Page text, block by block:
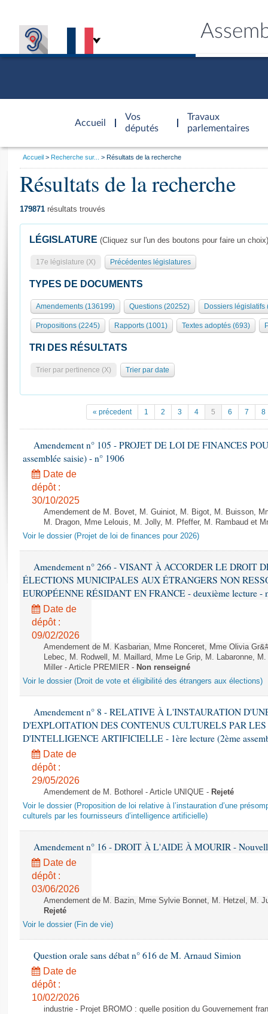
Accueil
d'accueil
Vos
députés
Travaux
parlementaires
Présidence
577 députés
Groupes politiques
Séance publique
Commissions et autres organes
Europe et International
Pétitions
Projets de loi
Propositions de loi
Amendements
Textes adoptés
Rapports d'information
Rapports d'enquête
Rapports sur l'application des lois
Baromètre de l’application des lois
Dossiers législatifs
Budget et sécurité sociale
Questions écrites et orales
Comptes rendus des débats
Général
Rôle et pouvoirs de l'Assemblée
Organisation de l'Assemblée
Présidence Conférence des Présidents Bureau Collège des
Statistiques et chiffres clés
Documents de référence
( Constitution | Règlement de l'Assemblée ... )
Juniors
Anciennes législatures
Liens vers les sites publics
Visiter l'Assemblée
Visite virtuelle du palais Bourbon
Assister à une séance
La Bibliothèque
Contacts et plan d'accès
Photos libres de droit
Vous
Accueil Recherche sur... Résultats de la recherche
Résultats de la recherche
179871 résultats trouvés
LÉGISLATURE (Cliquez sur l'un des boutons pour faire un choix)
17e législature (X) Précédentes législatures
TYPES DE DOCUMENTS
Amendements (136199) Questions (20252) Dossiers législatifs
Propositions (2245) Rapports (1001) Textes adoptés (693)
TRI DES RÉSULTATS
Trier par pertinence (X) Trier par date
« précedent 1 2 3 4 5 6 7 8
Amendement n° 105 - PROJET DE LOI DE FINANCES
assemblée saisie) - n° 1906
Date de
dépôt :
30/10/2025
Amendement de M. Bovet, M. Guiniot, M. Bigot, M. Buisson,
M. Dragon, Mme Lelouis, M. Jolly, M. Pfeffer, M. Rambaud et
Voir le dossier (Projet de loi de finances pour 2026)
Amendement n° 266 - VISANT À ACCORDER LE DROIT
ÉLECTIONS MUNICIPALES AUX ÉTRANGERS NON
EUROPÉENNE RÉSIDANT EN FRANCE - deuxième lecture -
Date de
dépôt :
09/02/2026
Amendement de M. Kasbarian, Mme Ronceret, Mme Olivia
Lebec, M. Rodwell, M. Maillard, Mme Le Grip, M. Labaronne,
Miller - Article PREMIER - Non renseigné
Voir le dossier (Droit de vote et éligibilité des étrangers aux élections)
Amendement n° 8 - RELATIVE À L'INSTAURATION
D'EXPLOITATION DES CONTENUS CULTURELS PAR LES
D'INTELLIGENCE ARTIFICIELLE - 1ère lecture (2ème
Date de
dépôt :
29/05/2026
Amendement de M. Bothorel - Article UNIQUE - Rejeté
Voir le dossier (Proposition de loi relative à l’instauration d’une
culturels par les fournisseurs d’intelligence artificielle)
Amendement n° 16 - DROIT À L'AIDE À MOURIR -
Date de
dépôt :
03/06/2026
Amendement de M. Bazin, Mme Sylvie Bonnet, M. Hetzel, M.
Rejeté
Voir le dossier (Fin de vie)
Question orale sans débat n° 616 de M. Arnaud Simion
Date de
dépôt :
10/02/2026
industrie - Projet BROMO : quelle position du Gouvernement